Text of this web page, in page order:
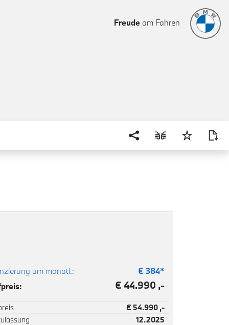
Freude am Fahren
um monatl.: € 384*
€ 44.990 ,-
€ 54.990 ,-
12.2025